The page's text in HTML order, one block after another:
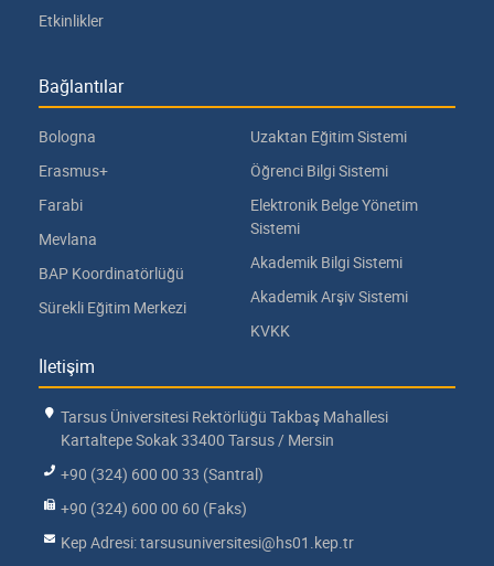
Etkinlikler
Bağlantılar
Bologna
Erasmus+
Farabi
Mevlana
BAP Koordinatörlüğü
Sürekli Eğitim Merkezi
Uzaktan Eğitim Sistemi
Öğrenci Bilgi Sistemi
Elektronik Belge Yönetim
Sistemi
Akademik Bilgi Sistemi
Akademik Arşiv Sistemi
KVKK
İletişim
Tarsus Üniversitesi Rektörlüğü Takbaş Mahallesi
Kartaltepe Sokak 33400 Tarsus / Mersin
+90 (324) 600 00 33 (Santral)
+90 (324) 600 00 60 (Faks)
Kep Adresi: tarsusuniversitesi@hs01.kep.tr